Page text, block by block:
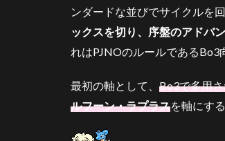
ラス
(キョ
ダイ
マッ
個体)
3.3
ノラ
ンダードな並びでサイクルを
ックスを切り、序盤のアドバ
れはPJNOのルールであるBo3
最初の軸として、 Bo3で多用
ルフーン・ラプラスを軸にす